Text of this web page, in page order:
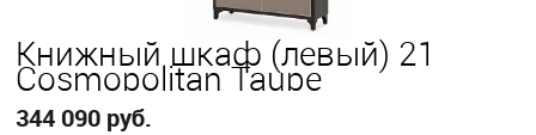
Книжный шкаф (левый) 21
Cosmopolitan Taupe
344 090 руб.